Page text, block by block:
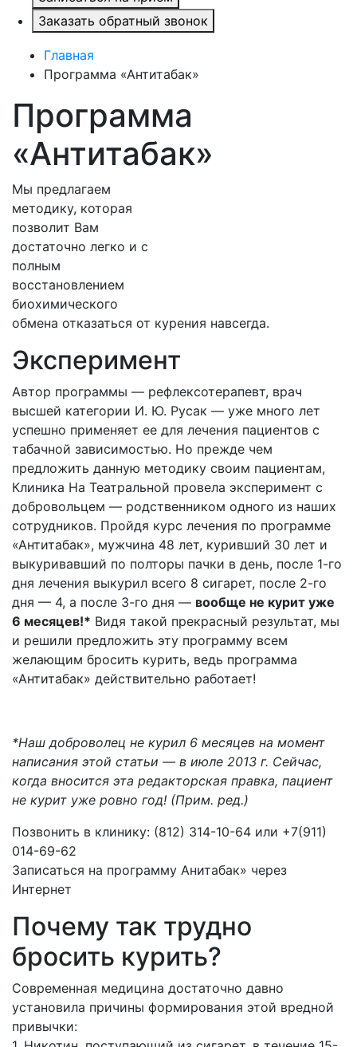
Заказать обратный звонок
Главная
Программа «Антитабак»
Программа
«Антитабак»
Мы предлагаем
методику, которая
позволит Вам
достаточно легко и с
полным
восстановлением
биохимического
обмена отказаться от курения навсегда.
Эксперимент
Автор программы — рефлексотерапевт, врач
высшей категории И. Ю. Русак — уже много лет
успешно применяет ее для лечения пациентов с
табачной зависимостью. Но прежде чем
предложить данную методику своим пациентам,
Клиника На Театральной провела эксперимент с
добровольцем — родственником одного из наших
сотрудников. Пройдя курс лечения по программе
«Антитабак», мужчина 48 лет, куривший 30 лет и
выкуривавший по полторы пачки в день, после 1-го
дня лечения выкурил всего 8 сигарет, после 2-го
дня — 4, а после 3-го дня — вообще не курит уже
6 месяцев!* Видя такой прекрасный результат, мы
и решили предложить эту программу всем
желающим бросить курить, ведь программа
«Антитабак» действительно работает!
*Наш доброволец не курил 6 месяцев на момент
написания этой статьи — в июле 2013 г. Сейчас,
когда вносится эта редакторская правка, пациент
не курит уже ровно год! (Прим. ред.)
Позвонить в клинику: (812) 314-10-64 или +7(911)
014-69-62
Записаться на программу Анитабак» через
Интернет
Почему так трудно
бросить курить?
Современная медицина достаточно давно
установила причины формирования этой вредной
привычки: